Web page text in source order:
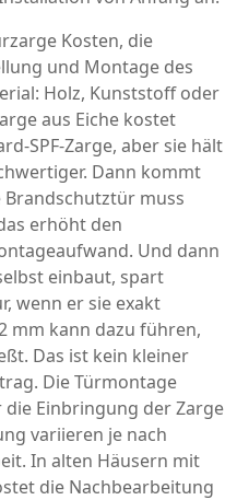
Kosten, die
und Montage des
Holz, Kunststoff oder
aus Eiche kostet
SPF-Zarge, aber sie hält
Dann kommt
Brandschutztür muss
erhöht den
Und dann
einbaut, spart
wenn er sie exakt
mm kann dazu führen,
Das ist kein kleiner
DieTürmontage
Einbringung der Zarge
variieren je nach
In alten Häusern mit
die Nachbearbeitung